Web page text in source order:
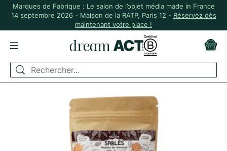
Marques de Fabrique : Le salon de l’objet média made in France
14 septembre 2026 - Maison de la RATP, Paris 12 - Réservez dès
maintenant votre place !
ACCUEIL BISCUITS SABLÉS AU MIEL